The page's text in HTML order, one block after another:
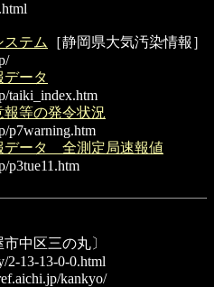
テム
［静岡県大気汚染情報］
ータ
taiki_index.htm
等の発令状況
p7warning.htm
データ 全測定局速報値
p3tue11.htm
市中区三の丸〕
2-13-13-0-0.html
kankyo/